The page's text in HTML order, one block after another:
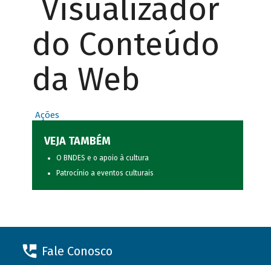
Visualizador
do Conteúdo
da Web
Ações
VEJA TAMBÉM
O BNDES e o apoio à cultura
Patrocínio a eventos culturais
Fale Conosco